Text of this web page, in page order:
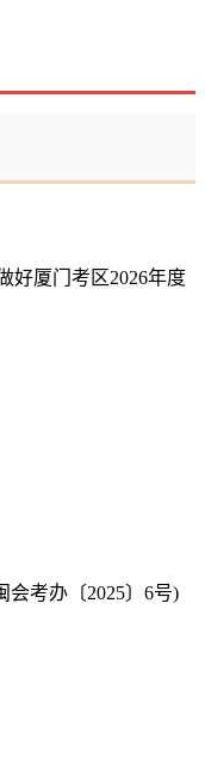
好厦门考区2026年度
考办〔2025〕6号)